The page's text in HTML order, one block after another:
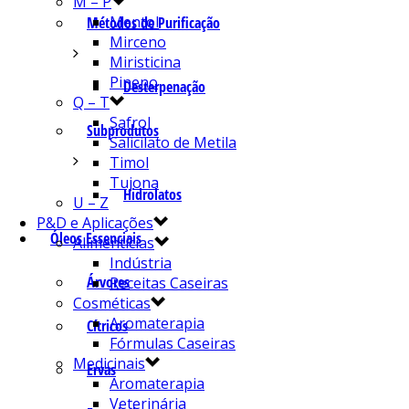
Métodos de Purificação
Desterpenação
Subprodutos
Hidrolatos
Óleos Essenciais
Árvores
Cítricos
Ervas
Mentol
Mirceno
Miristicina
Pineno
Q – T
Safrol
Salicilato de Metila
Timol
Tujona
U – Z
P&D e Aplicações
Alimentícias
Indústria
Receitas Caseiras
Cosméticas
Aromaterapia
Fórmulas Caseiras
Medicinais
Aromaterapia
Veterinária